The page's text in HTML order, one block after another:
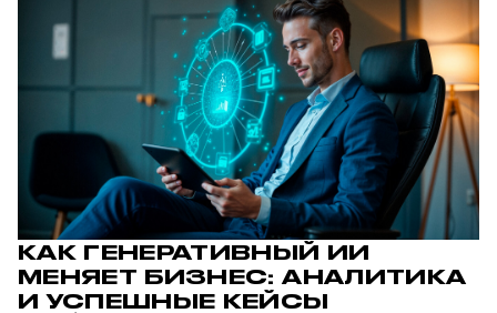
КАК ГЕНЕРАТИВНЫЙ ИИ
МЕНЯЕТ БИЗНЕС: АНАЛИТИКА
И УСПЕШНЫЕ КЕЙСЫ